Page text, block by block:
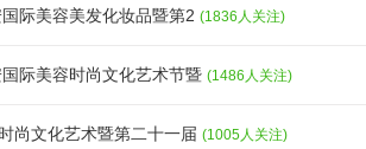
际美容美发化妆品暨第2 (1836人关注)
际美容时尚文化艺术节暨 (1486人关注)
尚文化艺术暨第二十一届 (1005人关注)